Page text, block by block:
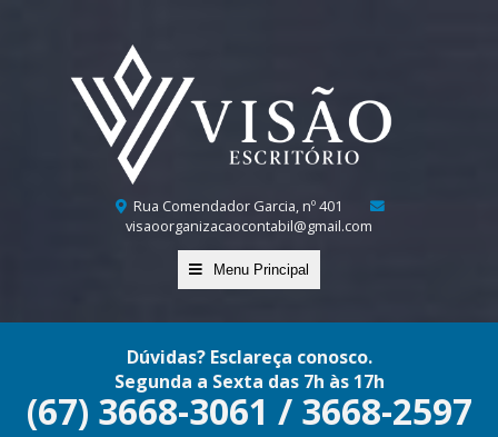
Rua Comendador Garcia, nº 401
visaoorganizacaocontabil@gmail.com
Menu Principal
Dúvidas? Esclareça conosco.
Segunda a Sexta das 7h às 17h
(67) 3668-3061 / 3668-2597